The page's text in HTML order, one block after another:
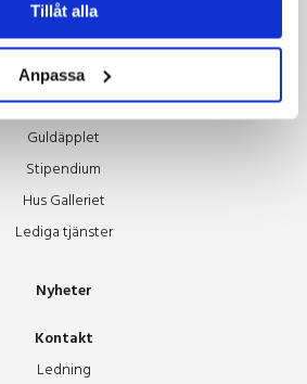
Tillåt alla
Anpassa
Tillsammans hjälps vi åt
Om oss
Styrelsen
Guldäpplet
Stipendium
Hus Galleriet
Lediga tjänster
Nyheter
Kontakt
Ledning